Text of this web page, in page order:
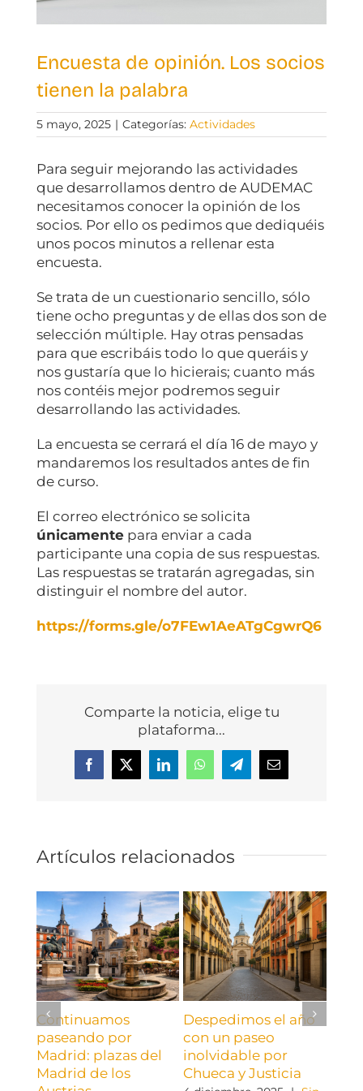
Encuesta de opinión. Los socios
tienen la palabra
5 mayo, 2025 | Categorías: Actividades
Para seguir mejorando las actividades
que desarrollamos dentro de AUDEMAC
necesitamos conocer la opinión de los
socios. Por ello os pedimos que dediquéis
unos pocos minutos a rellenar esta
encuesta.
Se trata de un cuestionario sencillo, sólo
tiene ocho preguntas y de ellas dos son de
selección múltiple. Hay otras pensadas
para que escribáis todo lo que queráis y
nos gustaría que lo hicierais; cuanto más
nos contéis mejor podremos seguir
desarrollando las actividades.
La encuesta se cerrará el día 16 de mayo y
mandaremos los resultados antes de fin
de curso.
El correo electrónico se solicita
únicamentepara enviar a cada
participante una copia de sus respuestas.
Las respuestas se tratarán agregadas, sin
distinguir el nombre del autor.
https://forms.gle/o7FEw1AeATgCgwrQ6
Comparte la noticia, elige tu
plataforma...
Facebook
X LinkedInWhatsAppTelegramCorreo
electrónico
Artículos relacionados
Continuamos
paseando por
Madrid: plazas del
Madrid de los
Despedimos el año
con un paseo
inolvidable por
Chueca y Justicia